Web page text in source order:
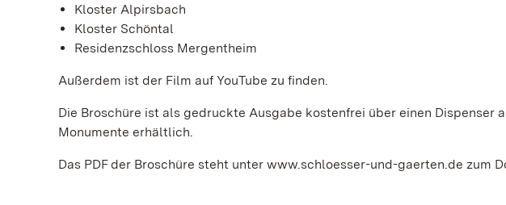
Kloster Alpirsbach
Kloster Schöntal
Residenzschloss Mergentheim
Außerdem ist der Film auf YouTube zu finden.
Die Broschüre ist als gedruckte Ausgabe kostenfrei über einen Dispenser
Monumente erhältlich.
Das PDF der Broschüre steht unter www.schloesser-und-gaerten.de zum